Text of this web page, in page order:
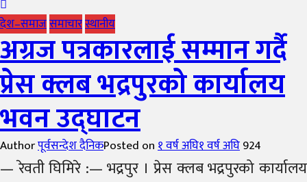
देश–समाजसमाचारस्थानीय
अग्रज पत्रकारलाई सम्मान गर्दै
प्रेस क्लब भद्रपुरको कार्यालय
भवन उद्घाटन
Authorपूर्वसन्देश दैनिकPosted on१ वर्ष अघि१ वर्ष अघि924
— रेवती घिमिरे :— भद्रपुर । प्रेस क्लब भद्रपुरको कार्यालय